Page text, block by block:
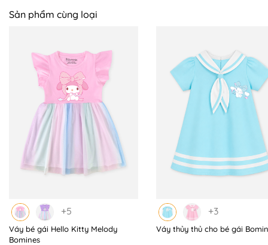
Sản phẩm cùng loại
+5
Váy bé gái Hello Kitty Melody
Bomines
+3
Váy thủy thủ cho bé gái